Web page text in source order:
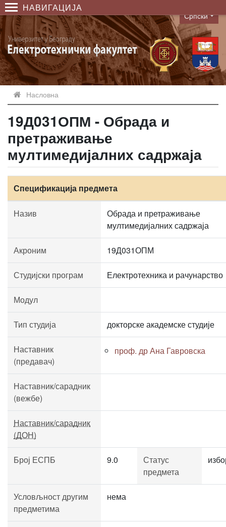
НАВИГАЦИЈА
Language
Српски
Насловна
19Д031ОПМ - Обрада и
претраживање
мултимедијалних садржаја
Спецификација предмета
Назив
Обрада и претраживање
мултимедијалних садржаја
Акроним 19Д031ОПМ
Студијски програм Електротехника и рачунарство
Модул
Тип студија докторске академске студије
Наставник
(предавач)
проф. др Ана Гавровска
Наставник/сарадник
(вежбе)
Наставник/сарадник
(ДОН)
Број ЕСПБ 9.0
Статус
предмета
Условљност другим
предметима
нема